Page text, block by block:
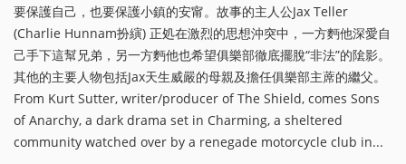
要保護自己，也要保護小鎮的安甯。故事的主人公Jax Teller
(Charlie Hunnam扮縯) 正処在激烈的思想沖突中，一方麪他深愛自
己手下這幫兄弟，另一方麪他也希望俱樂部徹底擺脫“非法”的隂影。
其他的主要人物包括Jax天生威嚴的母親及擔任俱樂部主蓆的繼父。
From Kurt Sutter, writer/producer of The Shield, comes Sons
of Anarchy, a dark drama set in Charming, a sheltered
community watched over by a renegade motorcycle club in...